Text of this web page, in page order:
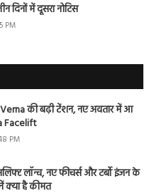
दिनों में दूसरा नोटिस
PM
की बढ़ी टेंशन, नए अवतार में आ
Facelift
PM
लॉन्च, नए फीचर्स और टर्बो इंजन के
क्या है कीमत